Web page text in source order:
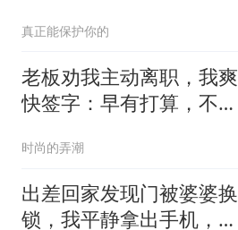
真正能保护你的
老板劝我主动离职，我爽
快签字：早有打算，不必
时尚的弄潮
出差回家发现门被婆婆换
锁，我平静拿出手机，半